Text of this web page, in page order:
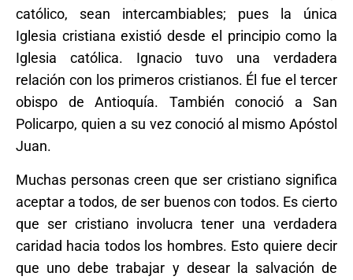
católico, sean intercambiables; pues la única
Iglesia cristiana existió desde el principio como la
Iglesia católica. Ignacio tuvo una verdadera
relación con los primeros cristianos. Él fue el tercer
obispo de Antioquía. También conoció a San
Policarpo, quien a su vez conoció al mismo Apóstol
Juan.
Muchas personas creen que ser cristiano significa
aceptar a todos, de ser buenos con todos. Es cierto
que ser cristiano involucra tener una verdadera
caridad hacia todos los hombres. Esto quiere decir
que uno debe trabajar y desear la salvación de